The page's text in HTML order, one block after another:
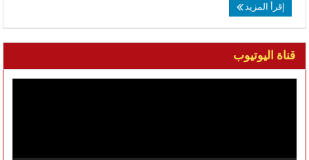
إقرأ المزيد
قناة اليوتيوب